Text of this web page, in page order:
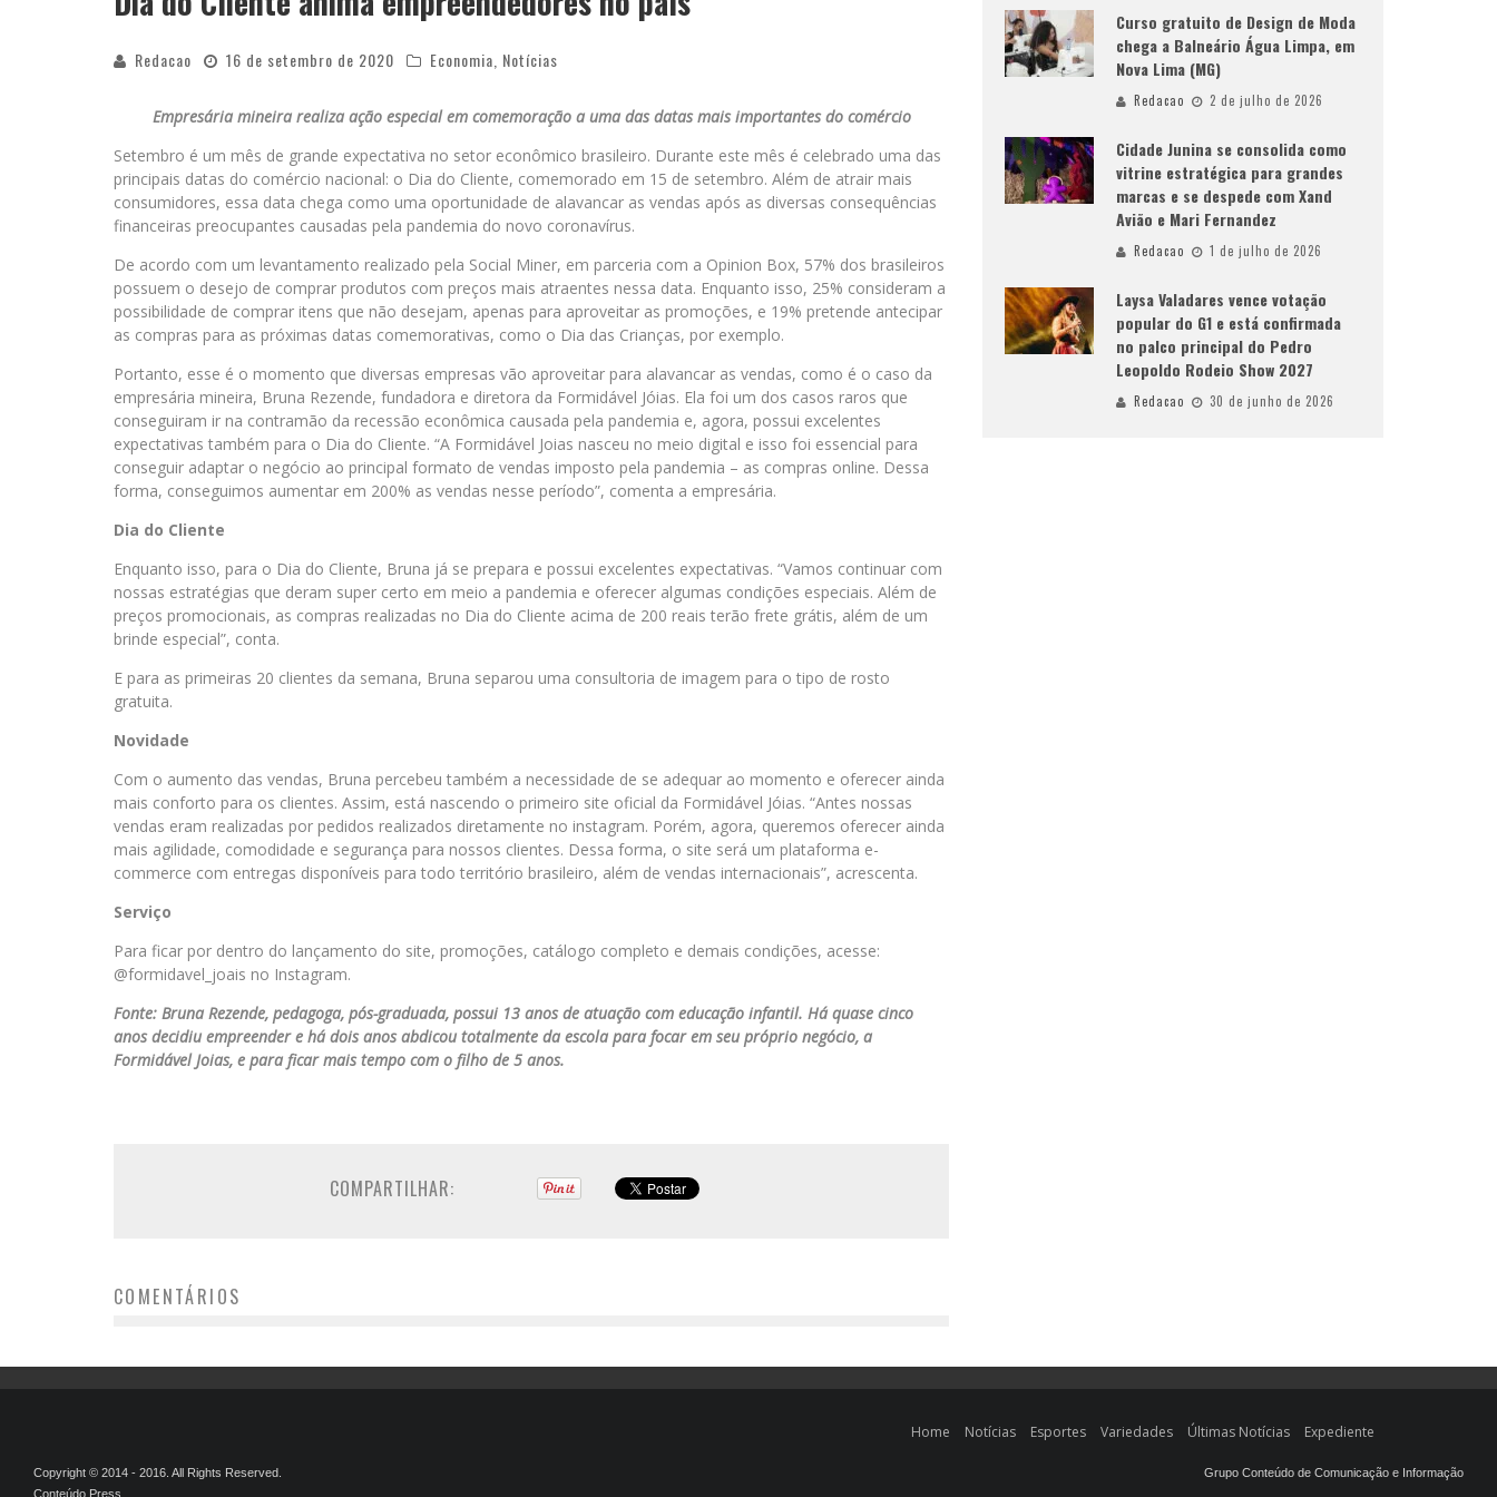
Redacao 16 de setembro de 2020 Economia Notícias
Empresária mineira realiza ação especial em comemoração a uma das datas mais importantes do comércio
Setembro é um mês de grande expectativa no setor econômico brasileiro. Durante este mês é celebrado uma das
principais datas do comércio nacional: o Dia do Cliente, comemorado em 15 de setembro. Além de atrair mais
consumidores, essa data chega como uma oportunidade de alavancar as vendas após as diversas consequências
financeiras preocupantes causadas pela pandemia do novo coronavírus.
De acordo com um levantamento realizado pela Social Miner, em parceria com a Opinion Box, 57% dos brasileiros
possuem o desejo de comprar produtos com preços mais atraentes nessa data. Enquanto isso, 25% consideram a
possibilidade de comprar itens que não desejam, apenas para aproveitar as promoções, e 19% pretende antecipar
as compras para as próximas datas comemorativas, como o Dia das Crianças, por exemplo.
Portanto, esse é o momento que diversas empresas vão aproveitar para alavancar as vendas, como é o caso da
empresária mineira, Bruna Rezende, fundadora e diretora da Formidável Jóias. Ela foi um dos casos raros que
conseguiram ir na contramão da recessão econômica causada pela pandemia e, agora, possui excelentes
expectativas também para o Dia do Cliente. “A Formidável Joias nasceu no meio digital e isso foi essencial para
conseguir adaptar o negócio ao principal formato de vendas imposto pela pandemia – as compras online. Dessa
forma, conseguimos aumentar em 200% as vendas nesse período”, comenta a empresária.
Dia do Cliente
Enquanto isso, para o Dia do Cliente, Bruna já se prepara e possui excelentes expectativas. “Vamos continuar com
nossas estratégias que deram super certo em meio a pandemia e oferecer algumas condições especiais. Além de
preços promocionais, as compras realizadas no Dia do Cliente acima de 200 reais terão frete grátis, além de um
brinde especial”, conta.
E para as primeiras 20 clientes da semana, Bruna separou uma consultoria de imagem para o tipo de rosto
gratuita.
Novidade
Com o aumento das vendas, Bruna percebeu também a necessidade de se adequar ao momento e oferecer ainda
mais conforto para os clientes. Assim, está nascendo o primeiro site oficial da Formidável Jóias. “Antes nossas
vendas eram realizadas por pedidos realizados diretamente no instagram. Porém, agora, queremos oferecer ainda
mais agilidade, comodidade e segurança para nossos clientes. Dessa forma, o site será um plataforma e-
commerce com entregas disponíveis para todo território brasileiro, além de vendas internacionais”, acrescenta.
Serviço
Para ficar por dentro do lançamento do site, promoções, catálogo completo e demais condições, acesse:
@formidavel_joais no Instagram.
Fonte: Bruna Rezende, pedagoga, pós-graduada, possui 13 anos de atuação com educação infantil. Há quase cinco
anos decidiu empreender e há dois anos abdicou totalmente da escola para focar em seu próprio negócio, a
Formidável Joias, e para ficar mais tempo com o filho de 5 anos.
COMPARTILHAR:
COMENTÁRIOS
Curso gratuito de Design de Moda
chega a Balneário Água Limpa, em
Nova Lima (MG)
Redacao 2 de julho de 2026
Cidade Junina se consolida como
vitrine estratégica para grandes
marcas e se despede com Xand
Avião e Mari Fernandez
Redacao 1 de julho de 2026
Laysa Valadares vence votação
popular do G1 e está confirmada
no palco principal do Pedro
Leopoldo Rodeio Show 2027
Redacao 30 de junho de 2026
Home Notícias Esportes Variedades Últimas Notícias Expediente
Copyright © 2014 - 2016. All Rights Reserved.
Conteúdo Press
Grupo Conteúdo de Comunicação e Informação